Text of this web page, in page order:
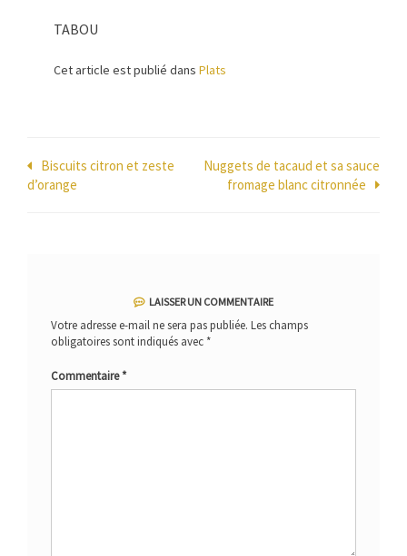
TABOU
Cet article est publié dans Plats
Navigation
de
Biscuits citron et zeste
d’orange
Nuggets de tacaud et sa sauce
fromage blanc citronnée
LAISSER UN COMMENTAIRE
Votre adresse e-mail ne sera pas publiée. Les champs
obligatoires sont indiqués avec *
Commentaire*